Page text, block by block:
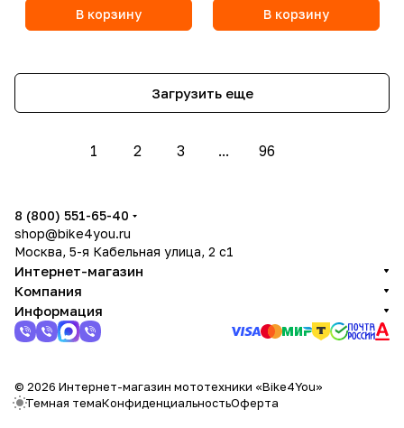
В корзину В корзину
Загрузить еще
1 2 3 ... 96
8 (800) 551-65-40
shop@bike4you.ru
Москва, 5-я Кабельная улица, 2 с1
Интернет-магазин
Компания
Информация
© 2026 Интернет-магазин мототехники «Bike4You»
Темная темаКонфиденциальностьОферта